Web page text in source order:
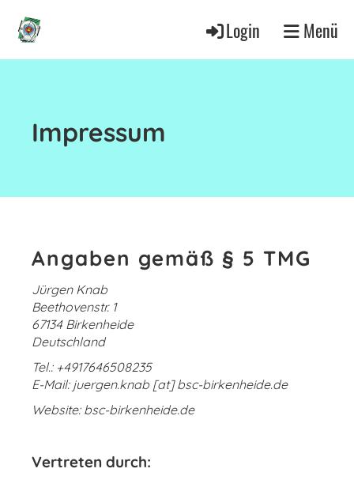
Login Menü
Impressum
Angaben gemäß § 5 TMG
Jürgen Knab
Beethovenstr. 1
67134 Birkenheide
Deutschland
Tel.: +4917646508235
E-Mail: juergen.knab [at] bsc-birkenheide.de
Website: bsc-birkenheide.de
Vertreten durch: